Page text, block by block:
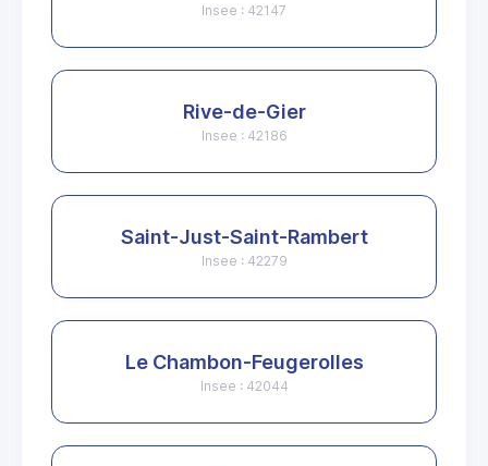
Insee : 42147
Rive-de-Gier
Insee : 42186
Saint-Just-Saint-Rambert
Insee : 42279
Le Chambon-Feugerolles
Insee : 42044